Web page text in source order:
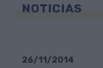
NOTICIAS
26/11/2014